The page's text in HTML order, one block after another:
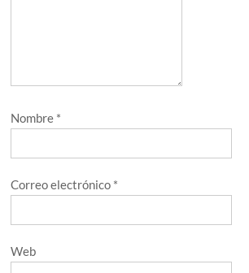
Nombre *
Correo electrónico *
Web